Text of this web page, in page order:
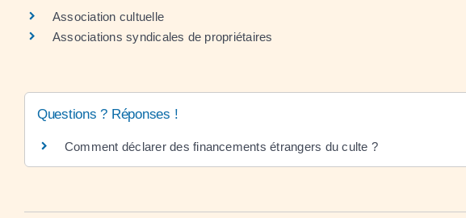
Association cultuelle
Associations syndicales de propriétaires
Questions ? Réponses !
Comment déclarer des financements étrangers du culte ?